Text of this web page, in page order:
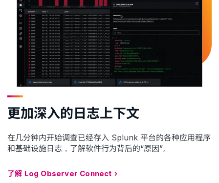
更加深入的日志上下文
在几分钟内开始调查已经存入 Splunk 平台的各种应用程序
和基础设施日志，了解软件行为背后的“原因”。
了解 Log Observer Connect